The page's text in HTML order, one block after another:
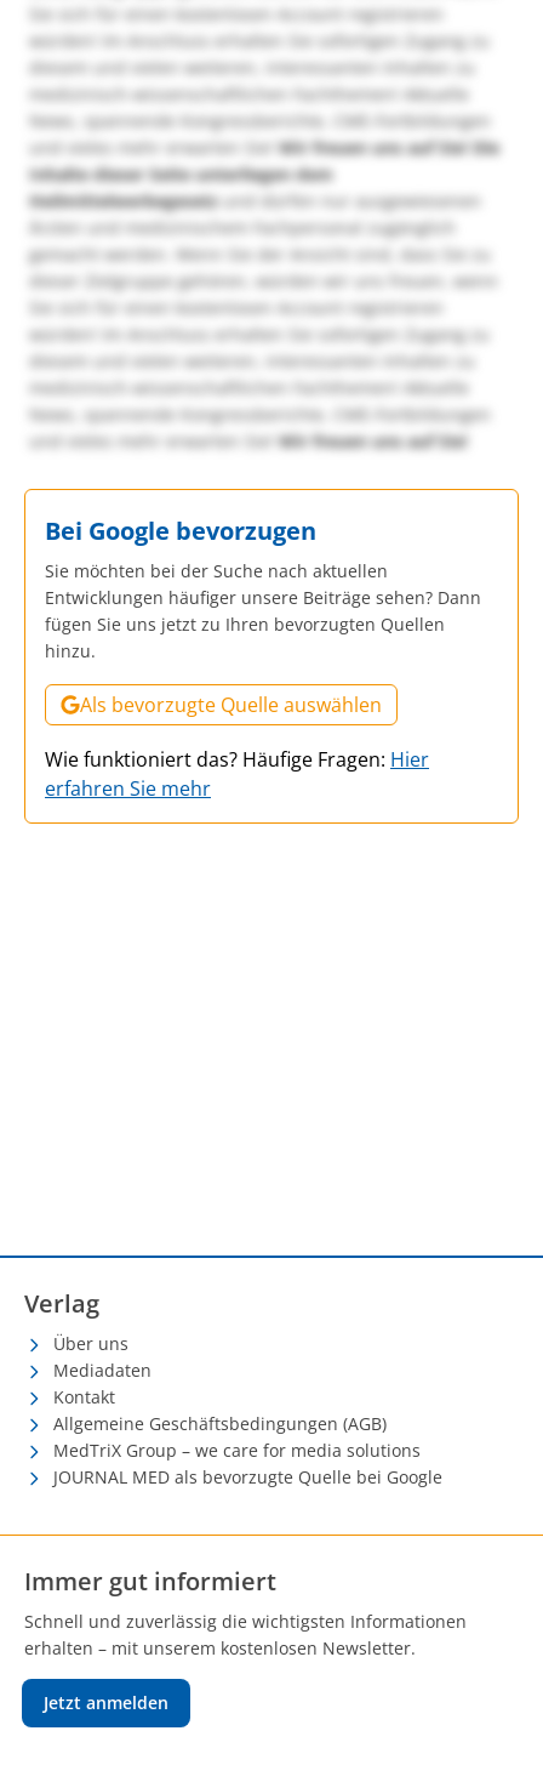
Sie sich für einen kostenlosen Account registrieren
würden! Im Anschluss erhalten Sie sofortigen Zugang zu
diesem und vielen weiteren, interessanten Inhalten zu
medizinisch-wissenschaftlichen Fachthemen! Aktuelle
News, spannende Kongressberichte, CME-Fortbildungen
und vieles mehr erwarten Sie!Wir freuen uns auf Sie! Die
Inhalte dieser Seite unterliegen dem
Heilmittelwerbegesetzund dürfen nur ausgewiesenen
Ärzten und medizinischem Fachpersonal zugänglich
gemacht werden. Wenn Sie der Ansicht sind, dass Sie zu
dieser Zielgruppe gehören, würden wir uns freuen, wenn
Sie sich für einen kostenlosen Account registrieren
würden! Im Anschluss erhalten Sie sofortigen Zugang zu
diesem und vielen weiteren, interessanten Inhalten zu
medizinisch-wissenschaftlichen Fachthemen! Aktuelle
News, spannende Kongressberichte, CME-Fortbildungen
und vieles mehr erwarten Sie!Wir freuen uns auf Sie!
Bei Google bevorzugen
Sie möchten bei der Suche nach aktuellen
Entwicklungen häufiger unsere Beiträge sehen? Dann
fügen Sie uns jetzt zu Ihren bevorzugten Quellen
hinzu.
Als bevorzugte Quelle auswählen
Wie funktioniert das? Häufige Fragen: Hier
erfahren Sie mehr
Verlag
Über uns
Mediadaten
Kontakt
Allgemeine Geschäftsbedingungen (AGB)
MedTriX Group – we care for media solutions
JOURNAL MED als bevorzugte Quelle bei Google
Immer gut informiert
Schnell und zuverlässig die wichtigsten Informationen
erhalten – mit unserem kostenlosen Newsletter.
Jetzt anmelden